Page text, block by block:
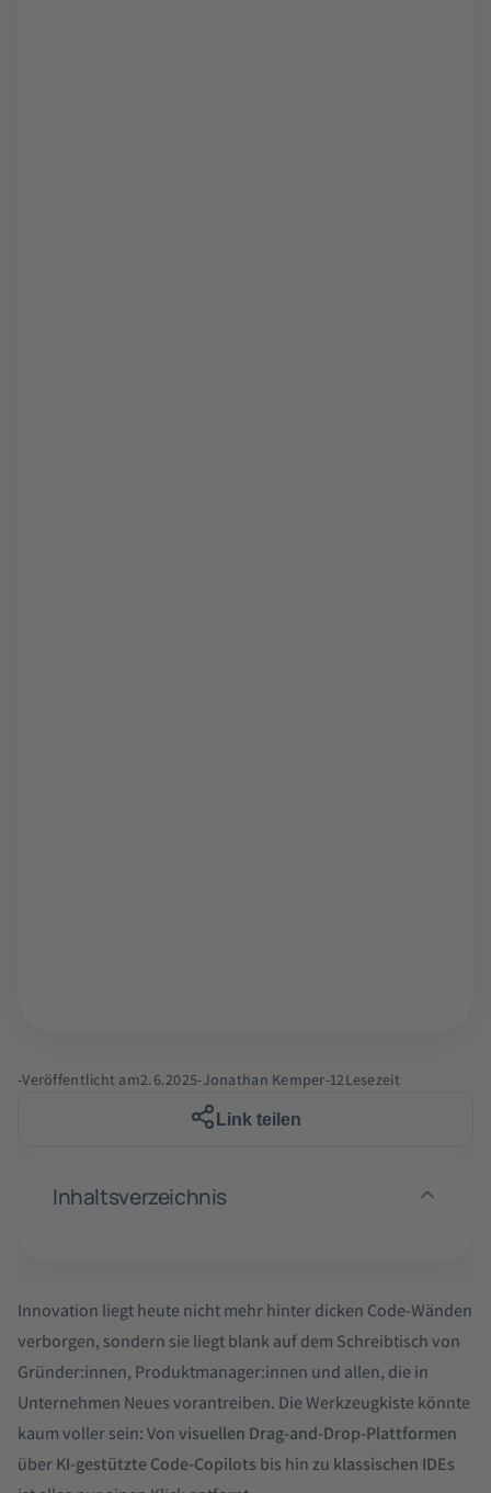
-Veröffentlicht am2.6.2025-Jonathan Kemper-12Lesezeit
Link teilen
Innovation liegt heute nicht mehr hinter dicken Code-Wänden
verborgen, sondern sie liegt blank auf dem Schreibtisch von
Gründer:innen, Produktmanager:innen und allen, die in
Unternehmen Neues vorantreiben. Die Werkzeugkiste könnte
kaum voller sein: Vonvisuellen Drag-and-Drop-Plattformen
überKI-gestützte Code-Copilots bis hin zu klassischen IDEs
Inhaltsverzeichnis
Was ist No-Code bzw. Low-Code?
Was ist AI Coding?
Wie verändert AI Coding die traditionelle
Diese Skills brauchst du
Was dich das kostet
Wann solltest du auf No-Code + AI setzen?
Wann solltest du auf Code + AI setzen?